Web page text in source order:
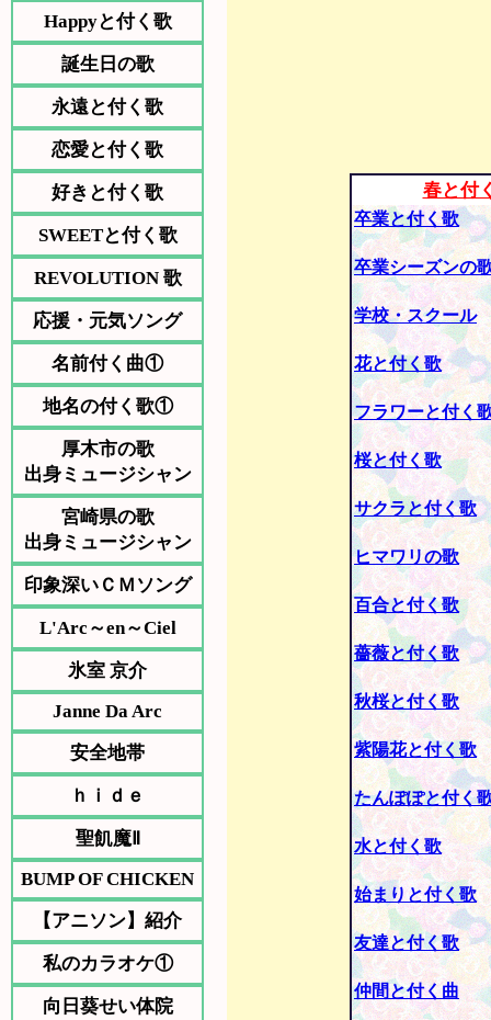
Happyと付く歌
誕生日の歌
永遠と付く歌
恋愛と付く歌
好きと付く歌
SWEETと付く歌
REVOLUTION 歌
応援・元気ソング
名前付く曲①
地名の付く歌①
厚木市の歌
出身ミュージシャン
宮崎県の歌
出身ミュージシャン
印象深いＣＭソング
L'Arc～en～Ciel
氷室 京介
Janne Da Arc
安全地帯
ｈｉｄｅ
聖飢魔Ⅱ
BUMP OF CHICKEN
【アニソン】紹介
私のカラオケ①
向日葵せい体院
春と付
卒業と付く歌
卒業シーズンの
学校・スクール
花と付く歌
フラワーと付く
桜と付く歌
サクラと付く歌
ヒマワリの歌
百合と付く歌
薔薇と付く歌
秋桜と付く歌
紫陽花と付く歌
たんぽぽと付く
水と付く歌
始まりと付く歌
友達と付く歌
仲間と付く曲